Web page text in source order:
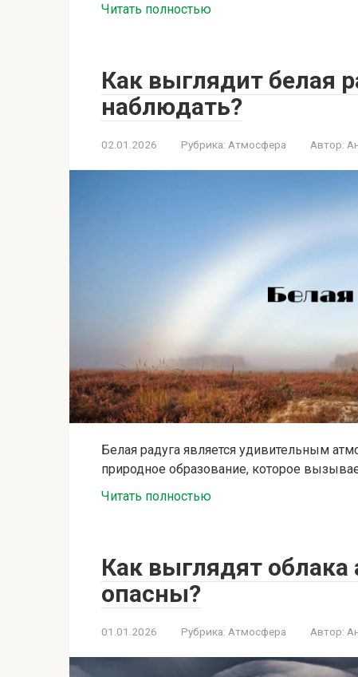
Читать полностью
Как выглядит белая
наблюдать?
02.01.2026 Рубрика: Атмосфера Автор:
Белая радуга является удивительным
природное образование, которое
Читать полностью
Как выглядят облака
опасны?
01.01.2026 Рубрика: Атмосфера Автор: